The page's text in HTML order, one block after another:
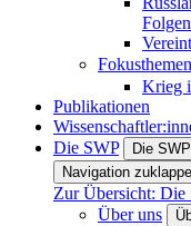
Folgen
Fokusthemen
Krieg
Publikationen
Die SWP
Die SWP
Navigation
Zur Übersicht: Die
Über uns